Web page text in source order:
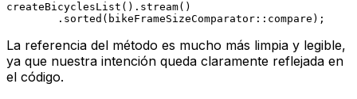
createBicyclesList().stream()
La referencia del método es mucho más limpia y legible,
ya que nuestra intención queda claramente reflejada en
el código.